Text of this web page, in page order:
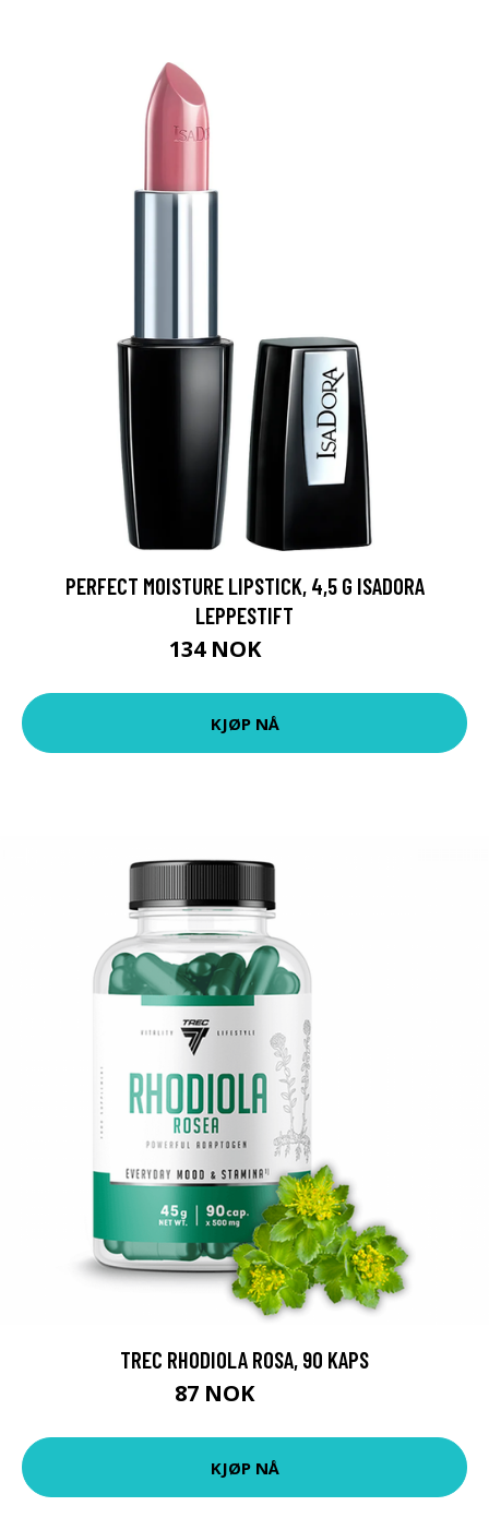
PERFECT MOISTURE LIPSTICK, 4,5 G ISADORA
LEPPESTIFT
134 NOK
KJØP NÅ
TREC RHODIOLA ROSA, 90 KAPS
87 NOK
KJØP NÅ